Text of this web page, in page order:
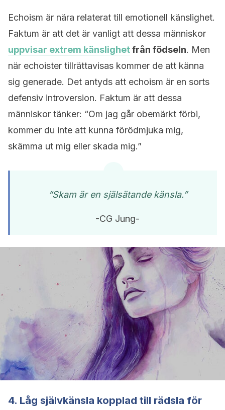
Echoism är nära relaterat till emotionell känslighet.
Faktum är att det är vanligt att dessa människor
uppvisar extrem känslighetfrån födseln. Men
när echoister tillrättavisas kommer de att känna
sig generade. Det antyds att echoism är en sorts
defensiv introversion. Faktum är att dessa
människor tänker: “Om jag går obemärkt förbi,
kommer du inte att kunna förödmjuka mig,
skämma ut mig eller skada mig.”
“Skam är en själsätande känsla.”
-CG Jung-
4. Låg självkänsla kopplad till rädsla för